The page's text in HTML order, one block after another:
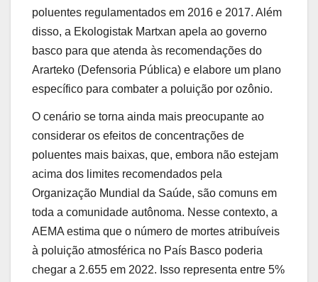
poluentes regulamentados em 2016 e 2017. Além
disso, a Ekologistak Martxan apela ao governo
basco para que atenda às recomendações do
Ararteko (Defensoria Pública) e elabore um plano
específico para combater a poluição por ozônio.
O cenário se torna ainda mais preocupante ao
considerar os efeitos de concentrações de
poluentes mais baixas, que, embora não estejam
acima dos limites recomendados pela
Organização Mundial da Saúde, são comuns em
toda a comunidade autônoma. Nesse contexto, a
AEMA estima que o número de mortes atribuíveis
à poluição atmosférica no País Basco poderia
chegar a 2.655 em 2022. Isso representa entre 5%